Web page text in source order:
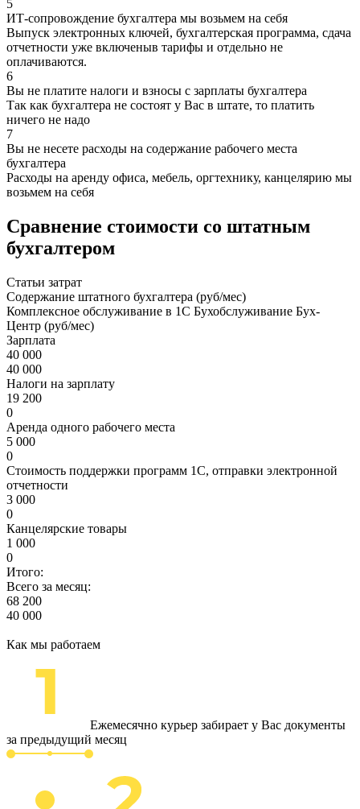
5
ИТ-сопровождение бухгалтера мы возьмем на себя
Выпуск электронных ключей, бухгалтерская программа, сдача
отчетности уже включеныв тарифы и отдельно не
оплачиваются.
6
Вы не платите налоги и взносы с зарплаты бухгалтера
Так как бухгалтера не состоят у Вас в штате, то платить
ничего не надо
7
Вы не несете расходы на содержание рабочего места
бухгалтера
Расходы на аренду офиса, мебель, оргтехнику, канцелярию мы
возьмем на себя
Сравнение стоимости со штатным
бухгалтером
Статьи затрат
Содержание штатного бухгалтера (руб/мес)
Комплексное обслуживание в 1С Бухобслуживание Бух-
Центр (руб/мес)
Зарплата
40 000
40 000
Налоги на зарплату
19 200
0
Аренда одного рабочего места
5 000
0
Стоимость поддержки программ 1С, отправки электронной
отчетности
3 000
0
Канцелярские товары
1 000
0
Итого:
Всего за месяц:
68 200
40 000
Как мы работаем
Ежемесячно курьер забирает у Вас документы
за предыдущий месяц